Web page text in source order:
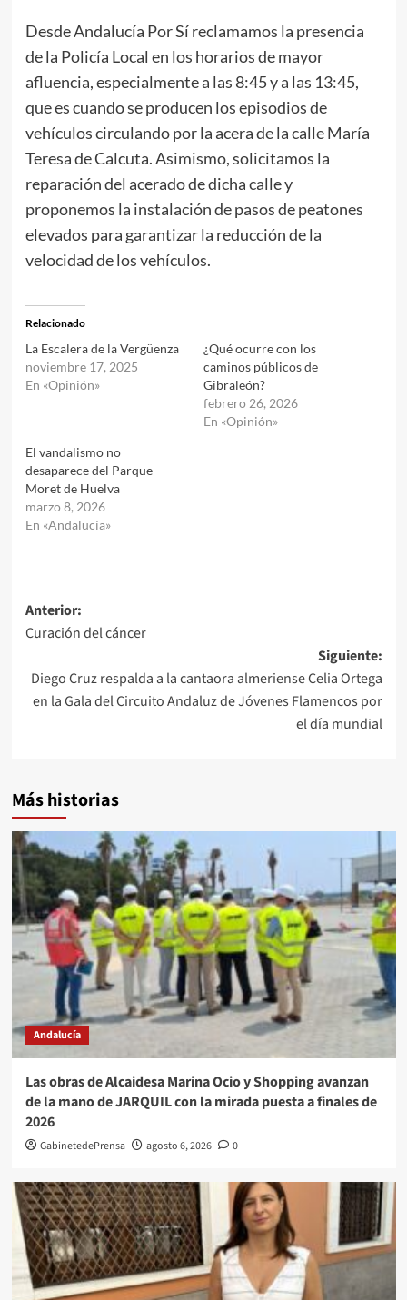
Desde Andalucía Por Sí reclamamos la presencia
de la Policía Local en los horarios de mayor
afluencia, especialmente a las 8:45 y a las 13:45,
que es cuando se producen los episodios de
vehículos circulando por la acera de la calle María
Teresa de Calcuta. Asimismo, solicitamos la
reparación del acerado de dicha calle y
proponemos la instalación de pasos de peatones
elevados para garantizar la reducción de la
velocidad de los vehículos.
Relacionado
La Escalera de la Vergüenza
noviembre 17, 2025
En «Opinión»
¿Qué ocurre con los
caminos públicos de
Gibraleón?
febrero 26, 2026
En «Opinión»
El vandalismo no
desaparece del Parque
Moret de Huelva
marzo 8, 2026
En «Andalucía»
Navegación
de
entradas
Anterior:
Curación del cáncer
Siguiente:
Diego Cruz respalda a la cantaora almeriense Celia Ortega
en la Gala del Circuito Andaluz de Jóvenes Flamencos por
el día mundial
Más historias
Andalucía
Las obras de Alcaidesa Marina Ocio y Shopping avanzan
de la mano de JARQUIL con la mirada puesta a finales de
2026
GabinetedePrensa agosto 6, 2026 0